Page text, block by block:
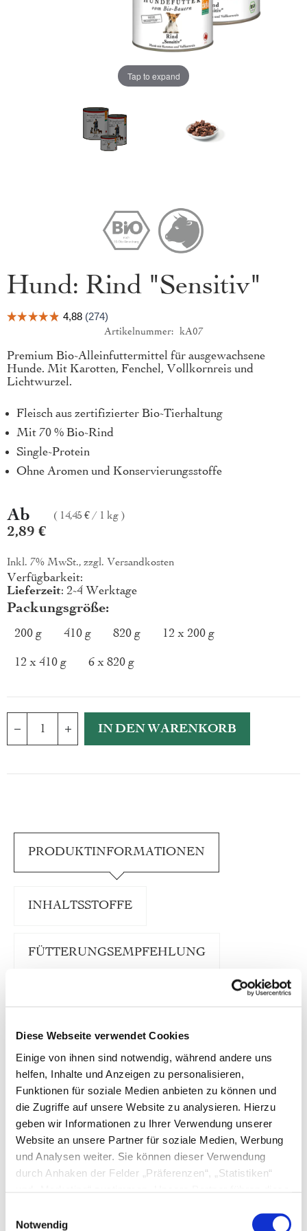
Diese Webseite verwendet Cookies
Einige von ihnen sind notwendig, während andere uns
helfen, Inhalte und Anzeigen zu personalisieren,
Funktionen für soziale Medien anbieten zu können und
die Zugriffe auf unsere Website zu analysieren. Hierzu
geben wir Informationen zu Ihrer Verwendung unserer
Website an unsere Partner für soziale Medien, Werbung
und Analysen weiter. Sie können dieser Verwendung
durch Anhaken der Felder „Präferenzen“, „Statistiken“
zusammen, die Sie ihnen bereitgestellt haben oder die
Notwendig
Tap to expand
Hund: Rind "Sensitiv"
Artikelnummer kA07
Produktkurzbeschreibung
Premium Bio-Alleinfuttermittel für ausgewachsene
Hunde. Mit Karotten, Fenchel, Vollkornreis und
Lichtwurzel.
Fleisch aus zertifizierter Bio-Tierhaltung
Mit 70 % Bio-Rind
Single-Protein
Ohne Aromen und Konservierungsstoffe
Ab
2,89 €
14,45 € / 1 kg
Inkl. 7% MwSt., zzgl. Versandkosten
Verfügbarkeit:
Lieferzeit: 2-4 Werktage
Packungsgröße
200 g 410 g 820 g 12 x 200 g
12 x 410 g 6 x 820 g
IN DEN WARENKORB
PRODUKTINFORMATIONEN
INHALTSSTOFFE
FÜTTERUNGSEMPFEHLUNG
Unser Hunde-Menü Rind "Sensitiv“ ist eine
leckere und ausgewogene Komposition aus 70 %
Bio-Rind, wohltuendem Fenchel, knackigen
Karotten und kräftigem Vollkornreis.
Rind "Sensitiv“ enthält nur eine einzige
Proteinquelle und überzeugt durch eine
ausgewogene, fein abgestimmte Rezeptur. Daher
eignet sich das Menü ideal als tägliche Mahlzeit für
alle Hunde und ist ebenfalls bestens geeignet für
Zusätzlich haben wir unsere "Sensitiv“-Menüs mit